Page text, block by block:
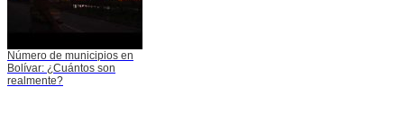
Número de municipios en
Bolívar: ¿Cuántos son
realmente?